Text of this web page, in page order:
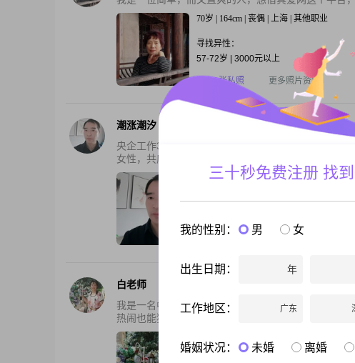
70岁 | 164cm | 丧偶 | 上海 | 其他职业
寻找异性：
57-72岁 | 3000元以上
还有1张私照 更多照片资料
潮涨潮汐
央企工作30多年了，小有成就，中层干部。寻找一个
女性，共度余生！
58岁 | 170cm | 丧偶 | 上海 | 项目主管
寻找异性：
白老师
我是一名中专学校退休教师，副高职称。我始终积极
热闹也能独处。喜欢温暖干净的环境；旅游、唱歌听歌
三十秒免费注册 找
我的性别： 男 女
出生日期： 年
工作地区： 广东
婚姻状况： 未婚 离婚